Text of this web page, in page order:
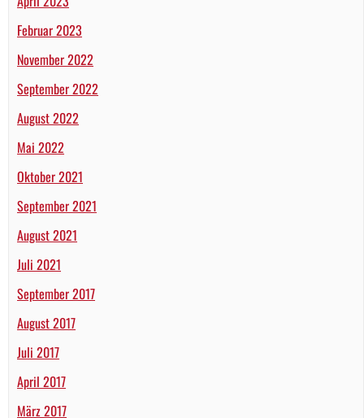
Februar 2023
November 2022
September 2022
August 2022
Mai 2022
Oktober 2021
September 2021
August 2021
Juli 2021
September 2017
August 2017
Juli 2017
April 2017
März 2017